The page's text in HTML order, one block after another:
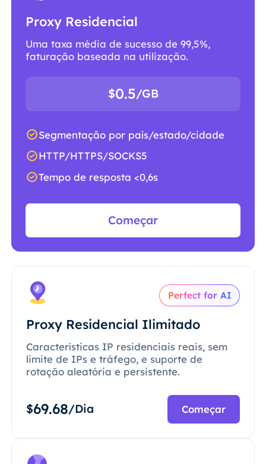
Proxy Residencial
Uma taxa média de sucesso de 99,5%,
faturação baseada na utilização.
$0.5/GB
Segmentação por país/estado/cidade
HTTP/HTTPS/SOCKS5
Tempo de resposta <0,6s
Começar
Perfect for AI
Proxy Residencial Ilimitado
Características IP residenciais reais, sem
limite de IPs e tráfego, e suporte de
rotação aleatória e persistente.
$69.68/Dia Começar